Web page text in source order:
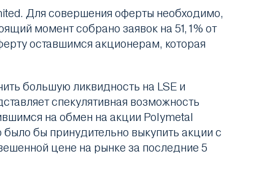
Для совершения оферты необходимо,
момент собрано заявок на 51,1% от
оставшимся акционерам, которая
большую ликвидность на LSE и
спекулятивная возможность
на обмен на акции Polymetal
бы принудительно выкупить акции с
цене на рынке за последние 5